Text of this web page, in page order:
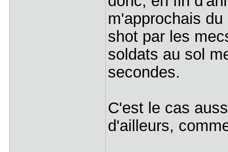
m'approchais
shot par les
soldats au sol
secondes.
C'est le cas
d'ailleurs,